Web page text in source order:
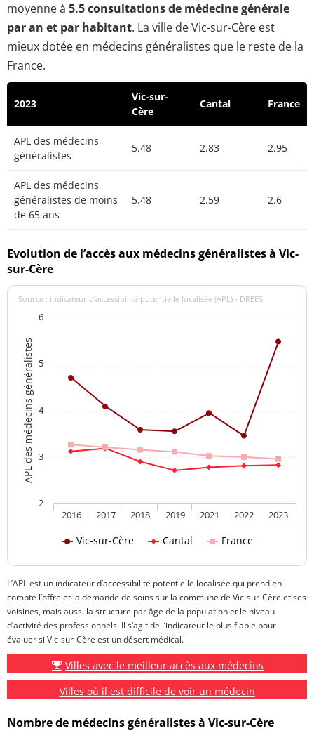
moyenne à 5.5 consultations de médecine générale
par an et par habitant. La ville de Vic-sur-Cère est
mieux dotée en médecins généralistes que le reste de la
France.
2023
Vic-sur-
Cère
Cantal France
APL des médecins
généralistes
5.48 2.83 2.95
APL des médecins
généralistes de moins
de 65 ans
5.48 2.59 2.6
Evolution de l’accès aux médecins généralistes à Vic-
sur-Cère
APL des médecins généralistes
Source : indicateur d’accessibilité potentielle localisée (APL) - DREES
Vic-sur-Cère Cantal France
2016 2017 2018 2019 2021 2022 2023
2
3
4
5
6
L’APL est un indicateur d’accessibilité potentielle localisée qui prend en
compte l’offre et la demande de soins sur la commune de Vic-sur-Cère et ses
voisines, mais aussi la structure par âge de la population et le niveau
d’activité des professionnels. Il s’agit de l’indicateur le plus fiable pour
évaluer si Vic-sur-Cère est un désert médical.
Villes avec le meilleur accès aux médecins
Villes où il est difficile de voir un médecin
Nombre de médecins généralistes à Vic-sur-Cère